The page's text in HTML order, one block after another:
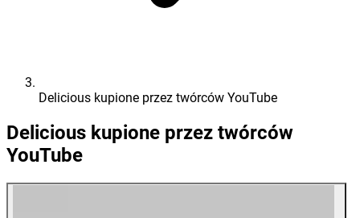
Delicious kupione przez twórców YouTube
Delicious kupione przez twórców
YouTube